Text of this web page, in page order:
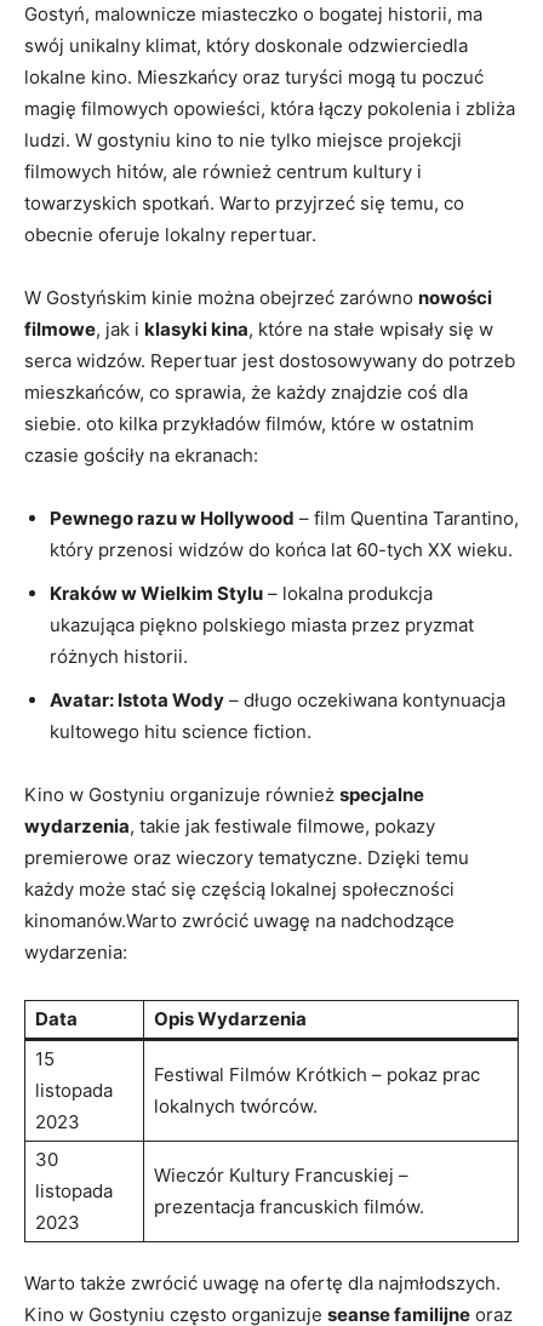
Gostyń, malownicze miasteczko o bogatej historii, ma
swój unikalny klimat, który doskonale odzwierciedla
lokalne kino. Mieszkańcy oraz turyści mogą tu poczuć
magię filmowych opowieści, która łączy pokolenia i zbliża
ludzi. W gostyniu kino to nie tylko miejsce projekcji
filmowych hitów, ale również centrum kultury i
towarzyskich spotkań. Warto przyjrzeć się temu, co
obecnie oferuje lokalny repertuar.
W Gostyńskim kinie można obejrzeć zarówno nowości
filmowe, jak i klasyki kina, które na stałe wpisały się w
serca widzów. Repertuar jest dostosowywany do potrzeb
mieszkańców, co sprawia, że każdy znajdzie coś dla
siebie. oto kilka przykładów filmów, które w ostatnim
czasie gościły na ekranach:
Pewnego razu w Hollywood – film Quentina Tarantino,
który przenosi widzów do końca lat 60-tych XX wieku.
Kraków w Wielkim Stylu – lokalna produkcja
ukazująca piękno polskiego miasta przez pryzmat
różnych historii.
Avatar: Istota Wody – długo oczekiwana kontynuacja
kultowego hitu science fiction.
Kino w Gostyniu organizuje również specjalne
wydarzenia, takie jak festiwale filmowe, pokazy
premierowe oraz wieczory tematyczne. Dzięki temu
każdy może stać się częścią lokalnej społeczności
kinomanów.Warto zwrócić uwagę na nadchodzące
wydarzenia:
Data
Opis Wydarzenia
15
listopada
2023
Festiwal Filmów Krótkich – pokaz prac
lokalnych twórców.
30
listopada
2023
Wieczór Kultury Francuskiej –
prezentacja francuskich filmów.
Warto także zwrócić uwagę na ofertę dla najmłodszych.
Kino w Gostyniu często organizuje seanse familijne oraz